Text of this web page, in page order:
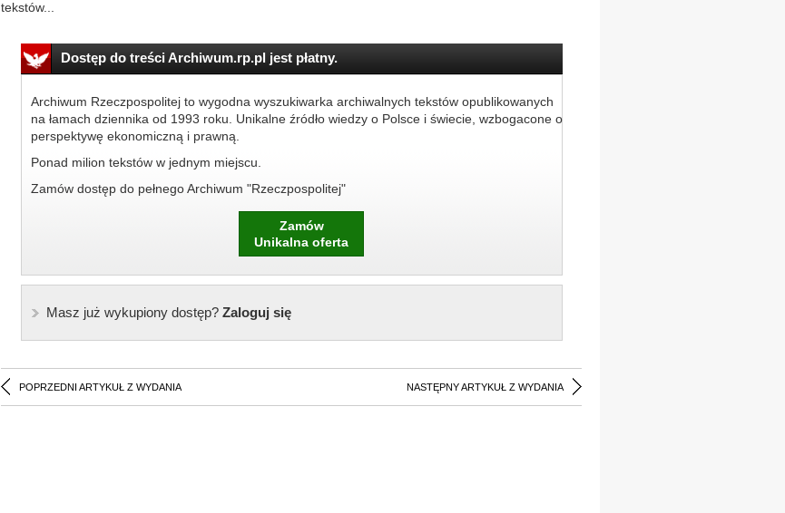
tekstów...
Dostęp do treści Archiwum.rp.pl jest płatny.
Archiwum Rzeczpospolitej to wygodna wyszukiwarka archiwalnych tekstów opublikowanych
na łamach dziennika od 1993 roku. Unikalne źródło wiedzy o Polsce i świecie, wzbogacone o
perspektywę ekonomiczną i prawną.
Ponad milion tekstów w jednym miejscu.
Zamów dostęp do pełnego Archiwum "Rzeczpospolitej"
Zamów
Unikalna oferta
Masz już wykupiony dostęp?Zaloguj się
POPRZEDNI ARTYKUŁ Z WYDANIA NASTĘPNY ARTYKUŁ Z WYDANIA